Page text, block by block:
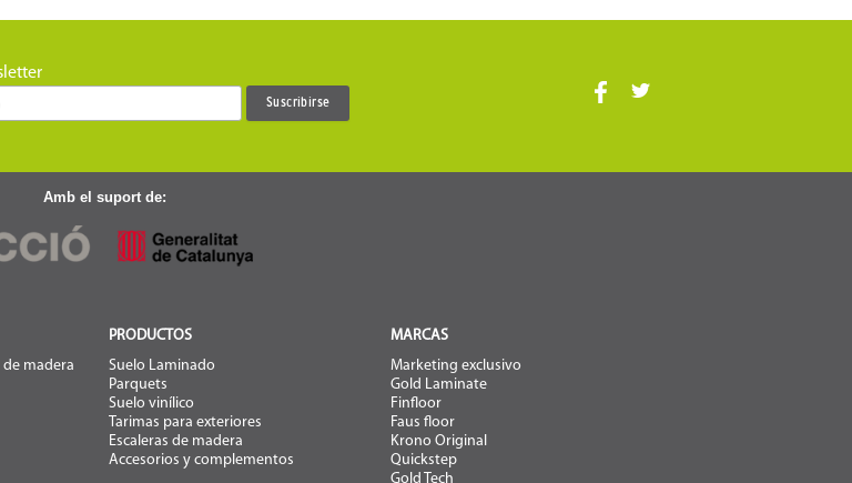
Amb el suport de:
madera
PRODUCTOS
Suelo Laminado
Parquets
Suelo vinílico
Tarimas para exteriores
Escaleras de madera
Accesorios y complementos
MARCAS
Marketing exclusivo
Gold Laminate
Finfloor
Faus floor
Krono Original
Quickstep
Gold Tech